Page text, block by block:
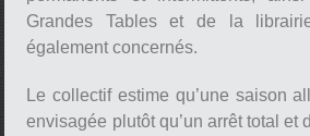
Grandes Tables et de la
également concernés.
Le collectif estime qu’une saison
envisagée plutôt qu’un arrêt total et